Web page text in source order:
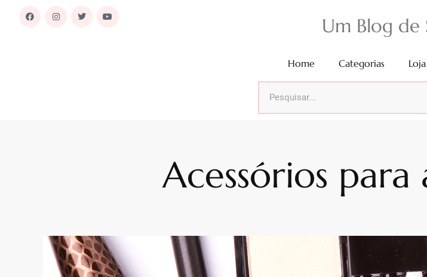
Um Blog de
Home Categorias
Acessórios